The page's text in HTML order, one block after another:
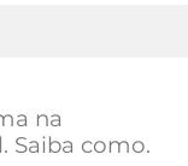
na
Saiba como.